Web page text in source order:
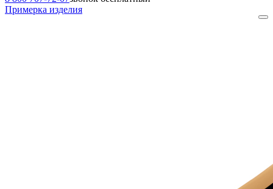
Примерка изделия